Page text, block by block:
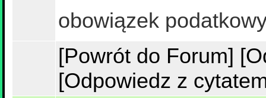
obowiązek
[Powrót do Forum]
[Odpowiedz z